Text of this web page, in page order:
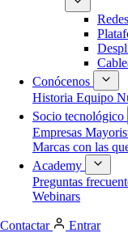
Conócenos
Historia Equipo
Socio tecnológico
Empresas
Marcas con las
Academy
Preguntas
Webinars
Contactar Entrar